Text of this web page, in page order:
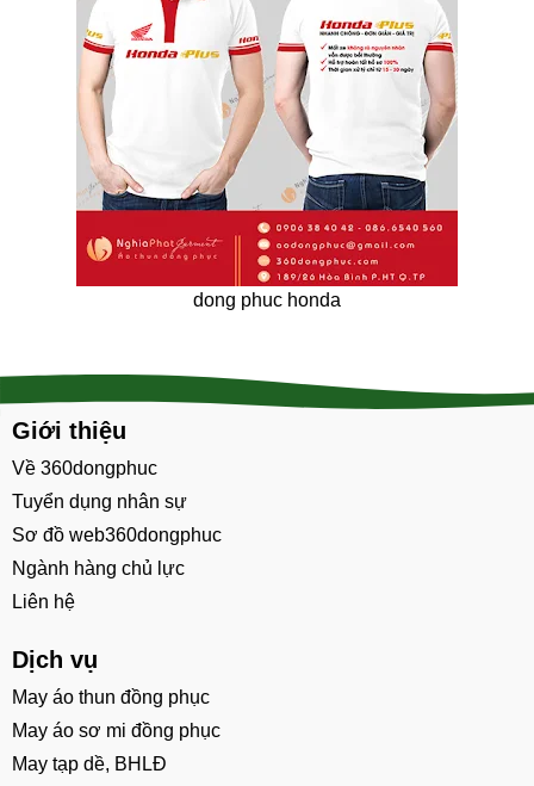
dong phuc honda
Giới thiệu
Về 360dongphuc
Tuyển dụng nhân sự
Sơ đồ web360dongphuc
Ngành hàng chủ lực
Liên hệ
Dịch vụ
May áo thun đồng phục
May áo sơ mi đồng phục
May tạp dề, BHLĐ